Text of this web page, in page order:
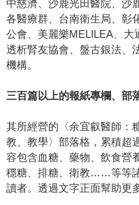
中慈濟、沙鹿光田醫院、沙
各醫療群、台南衛生局、彰
公會、美麗樂MELILEA、
透析腎友協會、盤古銀法
機構。
三百篇以上的報紙專欄、部
其所經營的〈余宜叡醫師：
教、教學〉部落格，累積超
容包含血糖、藥物、飲食營
穩糖、排糖、衛教……等等
讀者。透過文字正面幫助更